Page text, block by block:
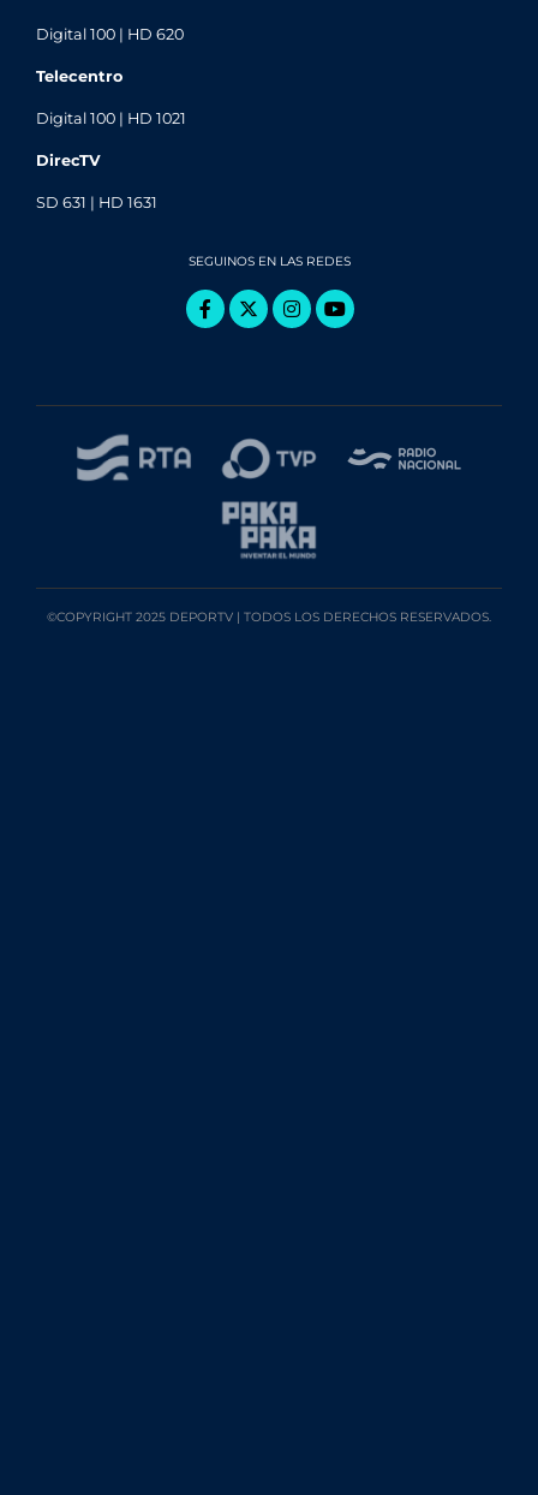
Digital 100 | HD 620
Telecentro
Digital 100 | HD 1021
DirecTV
SD 631 | HD 1631
SEGUINOS EN LAS REDES
©COPYRIGHT 2025 DEPORTV | TODOS LOS DERECHOS RESERVADOS.